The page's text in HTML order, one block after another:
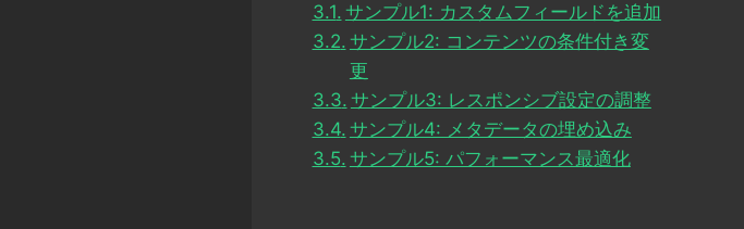
サンプル1: カスタムフィールドを追加
サンプル2: コンテンツの条件付き変
更
サンプル3: レスポンシブ設定の調整
サンプル4: メタデータの埋め込み
サンプル5: パフォーマンス最適化